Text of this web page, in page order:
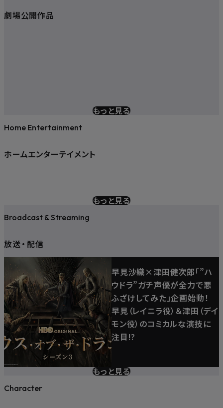
劇場公開作品
もっと見る
Home Entertainment
ホームエンターテイメント
もっと見る
Broadcast & Streaming
放送・ 配信
早見沙織×津田健次郎「”ハ
ウドラ”ガチ声優が全力で悪
ふざけしてみた」企画始動！
早見（レイニラ役）＆津田（デイ
モン役）のコミカルな演技に
注目!?
もっと見る
Character